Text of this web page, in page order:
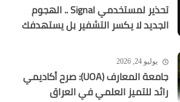
تحذير لمستخدمي Signal .. الهجوم
الجديد لا يكسر التشفير بل يستهدفك
يوليو 24, 2026
جامعة المعارف (UOA): صرح أكاديمي
رائد للتميز العلمي في العراق